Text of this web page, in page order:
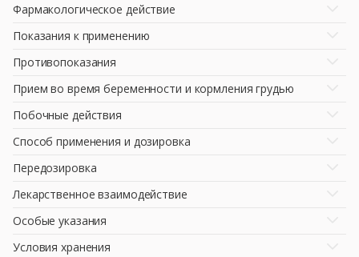
Фармакологическое действие
Показания к применению
Противопоказания
Прием во время беременности и кормления грудью
Побочные действия
Способ применения и дозировка
Передозировка
Лекарственное взаимодействие
Особые указания
Условия хранения